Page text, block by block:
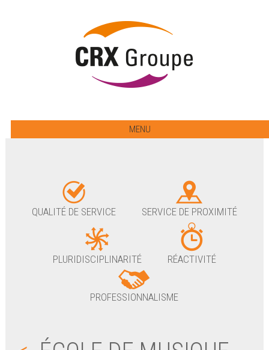
MENU
QUALITÉ DE SERVICE SERVICE DE PROXIMITÉ
PLURIDISCIPLINARITÉ RÉACTIVITÉ
PROFESSIONNALISME